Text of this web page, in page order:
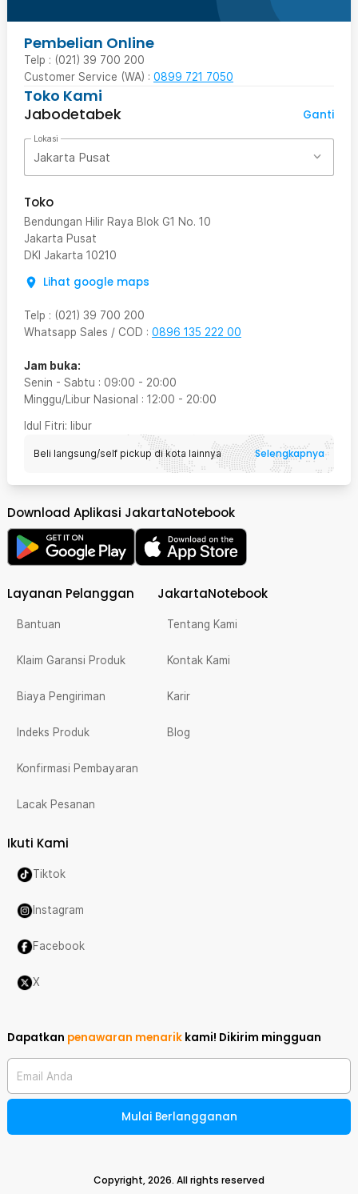
Pembelian Online
Telp : (021) 39 700 200
Customer Service (WA) : 0899 721 7050
Toko Kami
Jabodetabek
Ganti
Lokasi
Jakarta Pusat
Toko
Bendungan Hilir Raya Blok G1 No. 10
Jakarta Pusat
DKI Jakarta 10210
Lihat google maps
Telp : (021) 39 700 200
Whatsapp Sales / COD : 0896 135 222 00
Jam buka:
Senin - Sabtu : 09:00 - 20:00
Minggu/Libur Nasional : 12:00 - 20:00
Idul Fitri: libur
Beli langsung/self pickup di kota lainnya Selengkapnya
Download Aplikasi JakartaNotebook
Layanan Pelanggan
Bantuan
Klaim Garansi Produk
Biaya Pengiriman
Indeks Produk
Konfirmasi Pembayaran
Lacak Pesanan
JakartaNotebook
Tentang Kami
Kontak Kami
Karir
Blog
Ikuti Kami
Tiktok
Instagram
Facebook
X
Dapatkan penawaran menarik kami! Dikirim mingguan
Email Anda
Mulai Berlangganan
Copyright,2026. All rights reserved